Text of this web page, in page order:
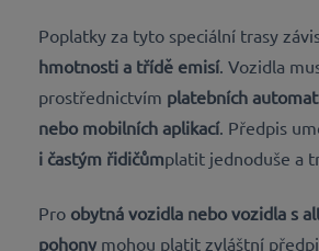
Poplatky za tyto speciální trasy
hmotnosti a třídě emisí. Vozidla
prostřednictvím platebních
nebo mobilních aplikací. Předpis
i častým řidičůmplatit jednoduše a
Pro obytná vozidla nebo vozidla s
pohony mohou platit zvláštní